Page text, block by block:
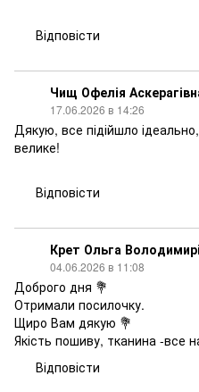
Відповісти
Чищ Офелія
17.06.2026 в 14:26
Дякую, все підійшло
велике!
Відповісти
Крет Ольга
04.06.2026 в 11:08
Доброго дня 💐
Отримали посилочку.
Щиро Вам дякую 💐
Якість пошиву, тканина -все
Відповісти